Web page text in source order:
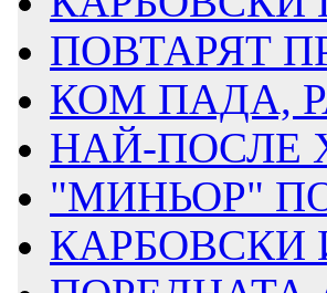
ПОВТАРЯТ
КОМ ПАДА,
НАЙ-ПОСЛЕ
"МИНЬОР"
КАРБОВСКИ